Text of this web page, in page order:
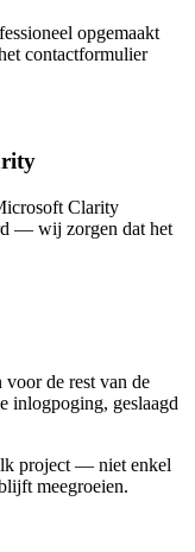
opgemaakt
contactformulier
Clarity
— wij zorgen dat het
de rest van de
inlogpoging, geslaagd
project — niet enkel
meegroeien.